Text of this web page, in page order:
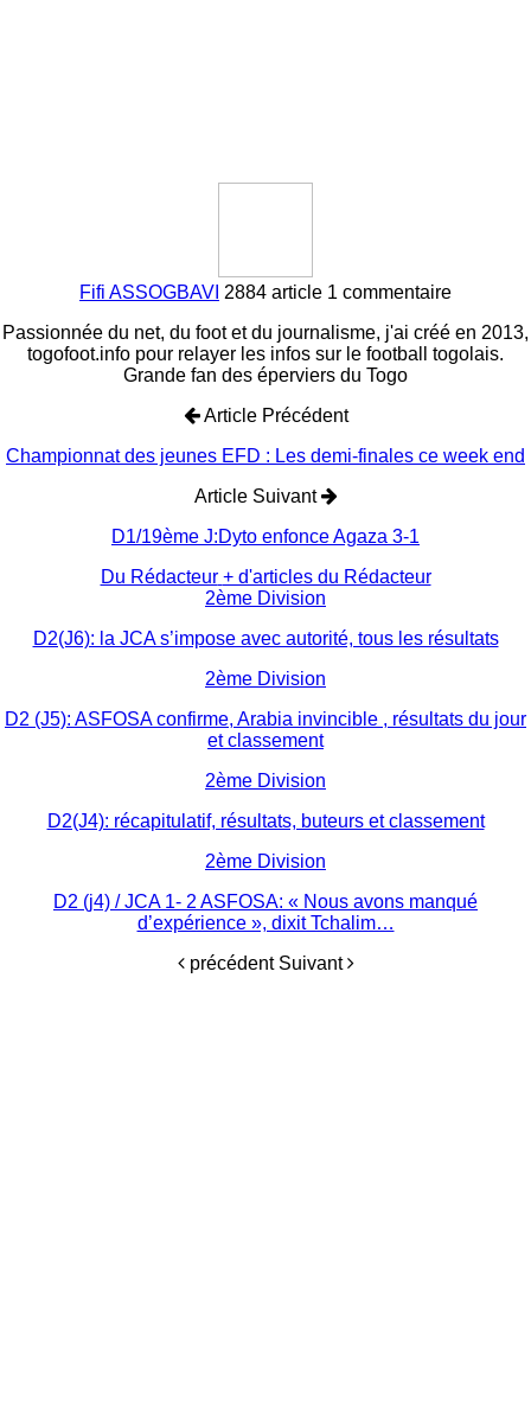
Fifi ASSOGBAVI 2884 article 1 commentaire
Passionnée du net, du foot et du journalisme, j'ai créé en 2013,
togofoot.info pour relayer les infos sur le football togolais.
Grande fan des éperviers du Togo
Article Précédent
Championnat des jeunes EFD : Les demi-finales ce week end
Article Suivant
D1/19ème J:Dyto enfonce Agaza 3-1
Du Rédacteur + d'articles du Rédacteur
2ème Division
D2(J6): la JCA s’impose avec autorité, tous les résultats
2ème Division
D2 (J5): ASFOSA confirme, Arabia invincible , résultats du jour
et classement
2ème Division
D2(J4): récapitulatif, résultats, buteurs et classement
2ème Division
D2 (j4) / JCA 1- 2 ASFOSA: « Nous avons manqué
d’expérience », dixit Tchalim…
précédent Suivant